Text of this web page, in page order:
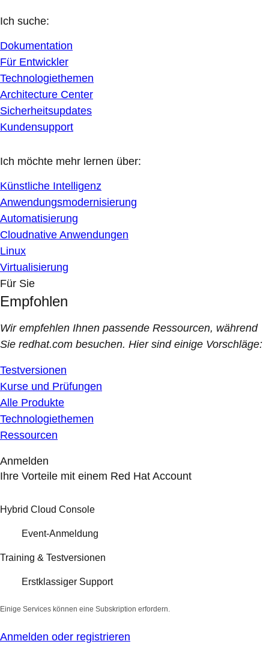
Ich suche:
Dokumentation
Für Entwickler
Technologiethemen
Architecture Center
Sicherheitsupdates
Kundensupport
Ich möchte mehr lernen über:
Künstliche Intelligenz
Anwendungsmodernisierung
Automatisierung
Cloudnative Anwendungen
Linux
Virtualisierung
Für Sie
Empfohlen
Wir empfehlen Ihnen passende Ressourcen, während
Sie redhat.com besuchen. Hier sind einige Vorschläge:
Testversionen
Kurse und Prüfungen
Alle Produkte
Technologiethemen
Ressourcen
Anmelden
Ihre Vorteile mit einem Red Hat Account
Hybrid Cloud Console
Event-Anmeldung
Training & Testversionen
Erstklassiger Support
Einige Services können eine Subskription erfordern.
Anmelden oder registrieren